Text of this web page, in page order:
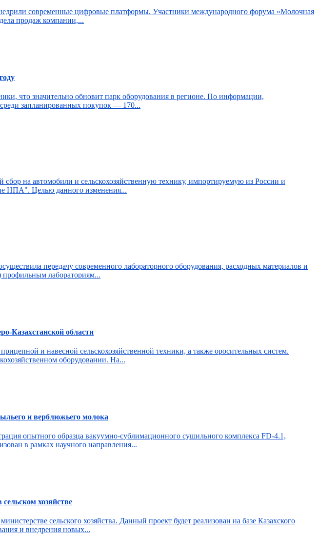
современные цифровые платформы. Участники международного форума «Молочная
продаж компании,...
что значительно обновит парк оборудования в регионе. По информации,
запланированных покупок — 170...
на автомобили и сельскохозяйственную технику, импортируемую из России и
НПА". Целью данного изменения...
передачу современного лабораторного оборудования, расходных материалов и
профильным лабораториям...
Казахстанской области
и навесной сельскохозяйственной техники, а также оросительных систем.
оборудовании. На...
и верблюжьего молока
опытного образца вакуумно-сублимационного сушильного комплекса FD-4.1,
в рамках научного направления...
хозяйстве
сельского хозяйства. Данный проект будет реализован на базе Казахского
и внедрения новых...